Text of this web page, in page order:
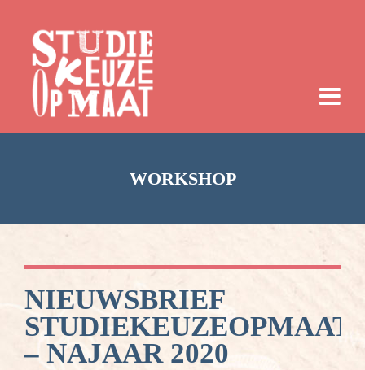
WORKSHOP
NIEUWSBRIEF
STUDIEKEUZEOPMAAT
– NAJAAR 2020